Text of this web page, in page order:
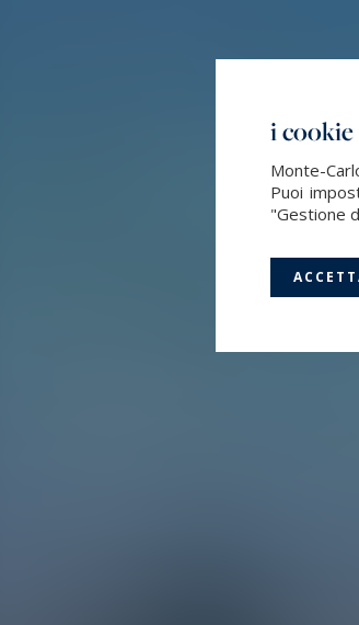
i
Monte-
Puoi
"Gestione